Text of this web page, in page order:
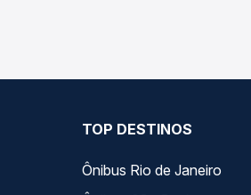
TOP DESTINOS
Ônibus Rio de Janeiro